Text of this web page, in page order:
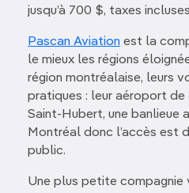
jusqu’à 700 $, taxes
Pascan Aviation est la
le mieux les régions
région montréalaise, leurs
pratiques : leur aéroport
Saint-Hubert, une banlieue
Montréal donc l’accès est
public.
Une plus petite